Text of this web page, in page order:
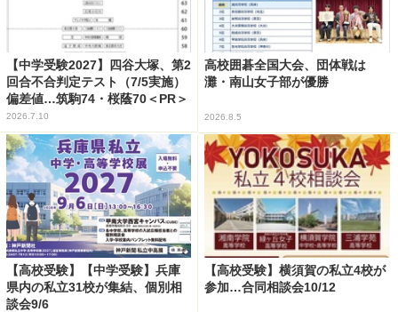
【中学受験2027】四谷大塚、第2
回合不合判定テスト（7/5実施）
偏差値…筑駒74・桜蔭70＜PR＞
2026.7.10
高校囲碁全国大会、団体戦は
灘・南山女子部が優勝
2026.8.5
【高校受験】【中学受験】兵庫
県内の私立31校が集結、個別相
談会9/6
【高校受験】横須賀の私立4校が
参加…合同相談会10/12